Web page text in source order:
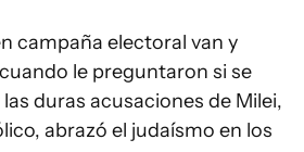
campaña electoral van y
le preguntaron si se
duras acusaciones de Milei,
abrazó el judaísmo en los